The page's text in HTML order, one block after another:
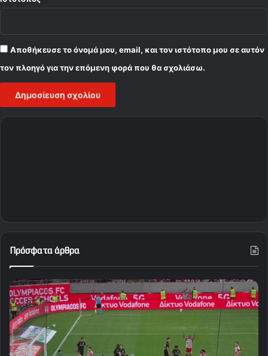
Αποθήκευσε το όνομά μου, email, και τον ιστότοπο μου σε αυτόν
τον πλοηγό για την επόμενη φορά που θα σχολιάσω.
Πρόσφατα άρθρα